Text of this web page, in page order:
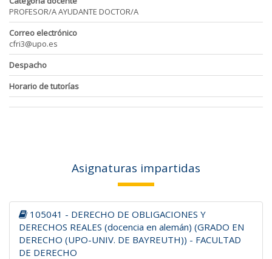
PROFESOR/A AYUDANTE DOCTOR/A
Correo electrónico
cfri3@upo.es
Despacho
Horario de tutorías
Asignaturas impartidas
105041 - DERECHO DE OBLIGACIONES Y
DERECHOS REALES (docencia en alemán) (GRADO EN
DERECHO (UPO-UNIV. DE BAYREUTH)) - FACULTAD
DE DERECHO